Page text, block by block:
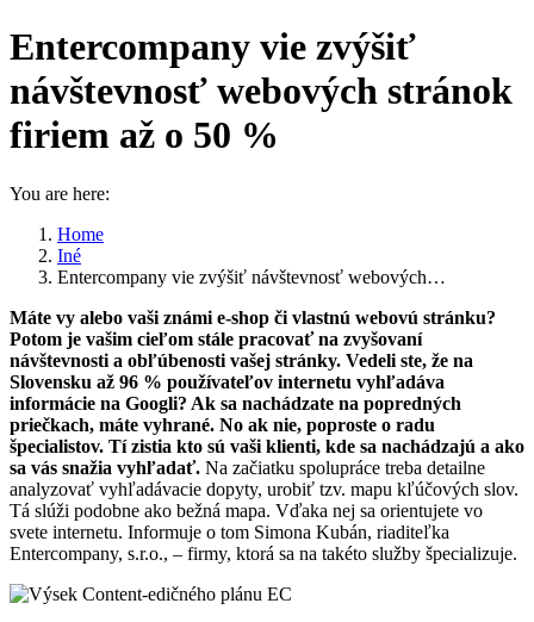
Entercompany vie zvýšiť
návštevnosť webových stránok
firiem až o 50 %
You are here:
Home
Iné
Entercompany vie zvýšiť návštevnosť webových…
Máte vy alebo vaši známi e-shop či vlastnú webovú stránku?
Potom je vašim cieľom stále pracovať na zvyšovaní
návštevnosti a obľúbenosti vašej stránky. Vedeli ste, že na
Slovensku až 96 % používateľov internetu vyhľadáva
informácie na Googli? Ak sa nachádzate na popredných
priečkach, máte vyhrané. No ak nie, poproste o radu
špecialistov. Tí zistia kto sú vaši klienti, kde sa nachádzajú a ako
sa vás snažia vyhľadať. Na začiatku spolupráce treba detailne
analyzovať vyhľadávacie dopyty, urobiť tzv. mapu kľúčových slov.
Tá slúži podobne ako bežná mapa. Vďaka nej sa orientujete vo
svete internetu. Informuje o tom Simona Kubán, riaditeľka
Entercompany, s.r.o., – firmy, ktorá sa na takéto služby špecializuje.